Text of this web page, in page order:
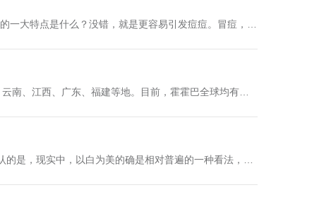
肤屏障，保护皮肤。有没有哪款护肤品能同时做到这三
保湿；第四重，欧洲水青冈芽，深层保湿，强韧皮肤屏
一大特点是什么？没错，就是更容易引发痘痘。冒痘，就
入高维生素、粗纤维食物，饮品也要避免高糖，高糖饮
要经常清洗，最好保持5天一次的频率。除了上述方式
能祛痘，还能调节水油平衡，外加深度锁水及深层净
南、江西、广东、福建等地。目前，霍霍巴全球均有栽
功效上，霍霍巴籽油能有效锁住皮肤水分和软化皮肤，
能够渗透，这可以让皮肤很好的吸收。有证据表明，早
，协和维e乳能做的又不只保湿。产品能够深入皮肤角
是，现实中，以白为美的确是相对普遍的一种看法，特
、肤色不均、色斑堆积、油腻发黄以及敏感红脸。本款